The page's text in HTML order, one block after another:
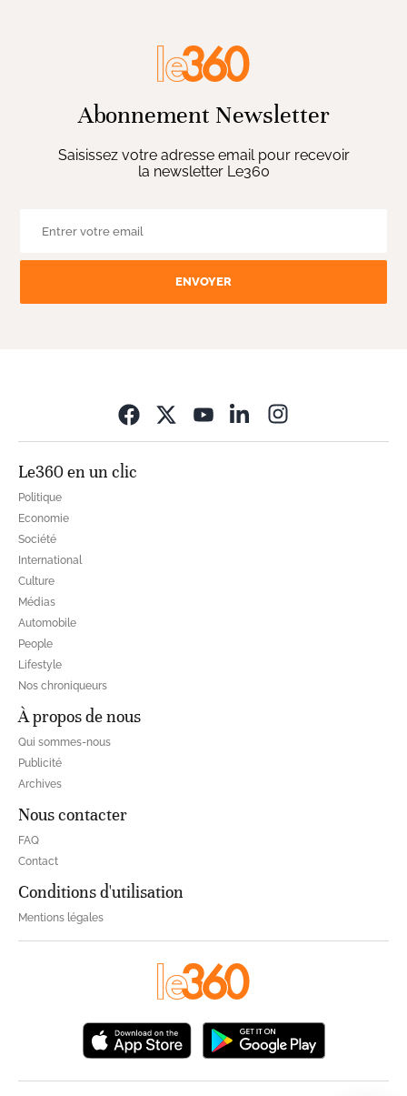
Abonnement Newsletter
Saisissez votre adresse email pour recevoir
la newsletter Le360
ENVOYER
Le360 en un clic
Politique
Economie
Société
International
Culture
Médias
Automobile
People
Lifestyle
Nos chroniqueurs
À propos de nous
Qui sommes-nous
Publicité
Archives
Nous contacter
FAQ
Contact
Conditions d'utilisation
Mentions légales